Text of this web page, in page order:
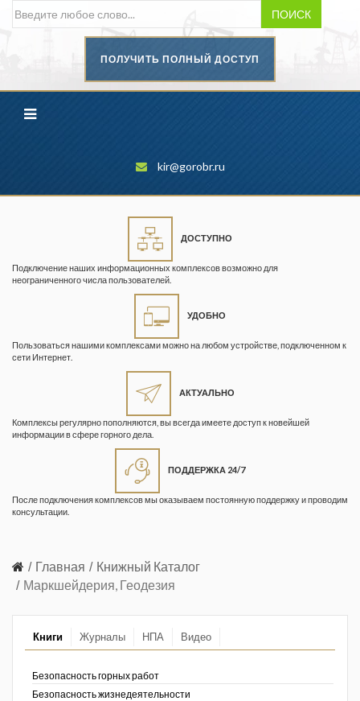
ПОИСК
ПОЛУЧИТЬ ПОЛНЫЙ ДОСТУП
kir@gorobr.ru
ДОСТУПНО
Подключение наших информационных комплексов возможно для
неограниченного числа пользователей.
УДОБНО
Пользоваться нашими комплексами можно на любом устройстве, подключенном к
сети Интернет.
АКТУАЛЬНО
Комплексы регулярно пополняются, вы всегда имеете доступ к новейшей
информации в сфере горного дела.
ПОДДЕРЖКА 24/7
После подключения комплексов мы оказываем постоянную поддержку и проводим
консультации.
Главная
Книжный Каталог
Маркшейдерия, Геодезия
Книги Журналы НПА Видео
Безопасность горных работ
Безопасность жизнедеятельности
промышленности
Геопрофи
Горнопромышленные ведомости
Кузбасса. Информационный
безопасность»
Информационный бюллетень
Медицина катастроф